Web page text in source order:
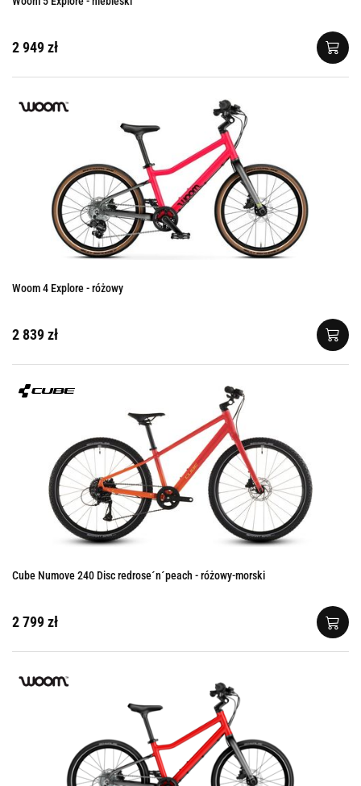
2 949 zł
Woom 4 Explore - różowy
2 839 zł
Cube Numove 240 Disc redrose´n´peach - różowy-morski
2 799 zł